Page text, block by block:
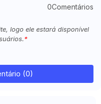
0Comentários
logo ele estará disponível
(0)